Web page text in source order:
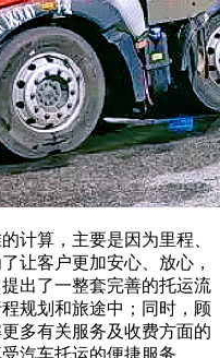
计算，主要是因为里程、
让客户更加安心、放心，
出了一整套完善的托运流
规划和旅途中；同时，顾
多有关服务及收费方面的
汽车托运的便捷服务。